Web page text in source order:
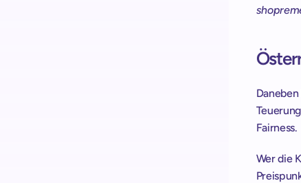
Fairness.
Wer die